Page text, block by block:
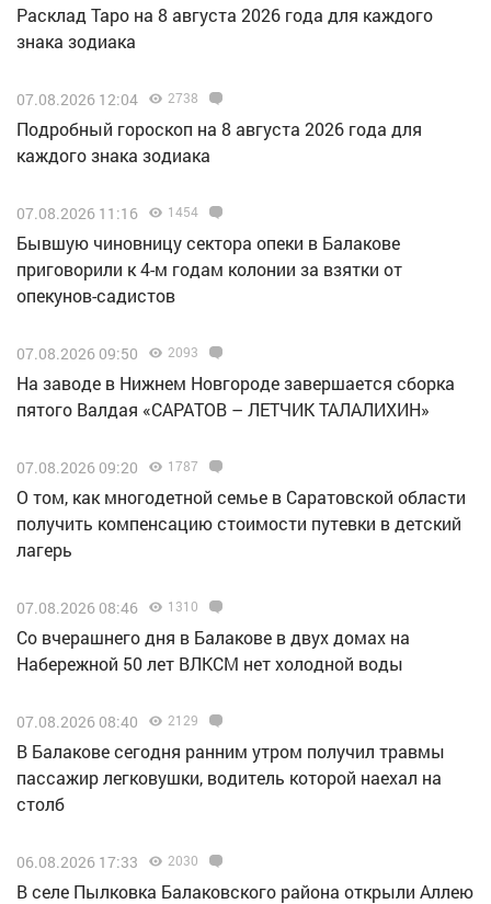
Расклад Таро на 8 августа 2026 года для каждого
знака зодиака
07.08.2026 12:04 2738
Подробный гороскоп на 8 августа 2026 года для
каждого знака зодиака
07.08.2026 11:16 1454
Бывшую чиновницу сектора опеки в Балакове
приговорили к 4-м годам колонии за взятки от
опекунов-садистов
07.08.2026 09:50 2093
Н️а заводе в Нижнем Новгороде завершается сборка
пятого Валдая «САРАТОВ – ЛЕТЧИК ТАЛАЛИХИН»
07.08.2026 09:20 1787
О том, как многодетной семье в Саратовской области
получить компенсацию стоимости путевки в детский
лагерь
07.08.2026 08:46 1310
Со вчерашнего дня в Балакове в двух домах на
Набережной 50 лет ВЛКСМ нет холодной воды
07.08.2026 08:40 2129
В Балакове сегодня ранним утром получил травмы
пассажир легковушки, водитель которой наехал на
столб
06.08.2026 17:33 2030
В селе Пылковка Балаковского района открыли Аллею